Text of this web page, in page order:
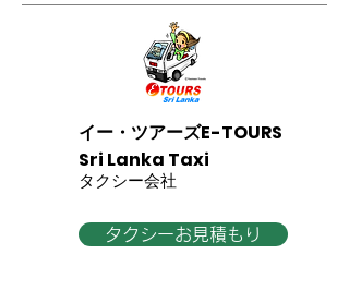
イー・ツアーズE-TOURS
Sri Lanka Taxi
​タクシー会社
タクシーお見積もり